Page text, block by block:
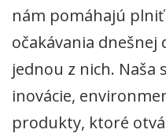
nám pomáhajú plniť
očakávania dnešnej
jednou z nich. Naša
inovácie,
produkty, ktoré